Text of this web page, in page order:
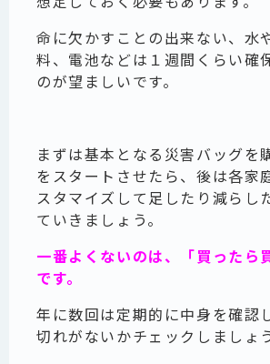
命に欠かすことの出来ない、水
料、電池などは１週間くらい確
のが望ましいです。
まずは基本となる災害バッグを
をスタートさせたら、後は各家
スタマイズして足したり減らし
ていきましょう。
一番よくないのは、「買ったら
です。
年に数回は定期的に中身を確認
切れがないかチェックしましょう